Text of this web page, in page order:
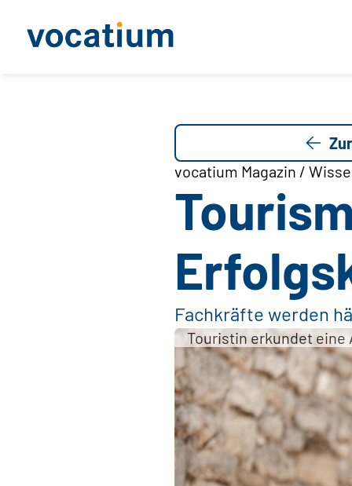
vocatium Magazin /
Fachkräfte werden
Touristin erkundet eine